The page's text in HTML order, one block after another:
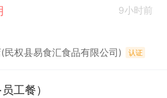
9小时前
民权县易食汇食品有限公司) 认证
工餐）